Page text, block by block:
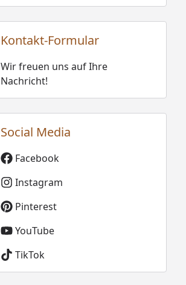
Kontakt-Formular
Wir freuen uns auf Ihre
Nachricht!
Social Media
Facebook
Instagram
Pinterest
YouTube
TikTok